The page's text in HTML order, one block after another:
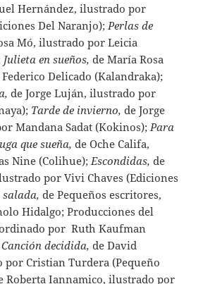
Hernández, ilustrado por
Del Naranjo);Perlas de
Mó, ilustrado por Leicia
Julieta en sueños, de María Rosa
Delicado (Kalandraka);
de Jorge Luján, ilustrado por
Tarde de invierno, de Jorge
Mandana Sadat (Kokinos);Para
que sueña, de Oche Califa,
Nine (Colihue);Escondidas, de
por Vivi Chaves (Ediciones
salada, de Pequeños escritores,
Hidalgo; Producciones del
por Ruth Kaufman
Canción decidida, de David
por Cristian Turdera (Pequeño
Roberta Iannamico, ilustrado por